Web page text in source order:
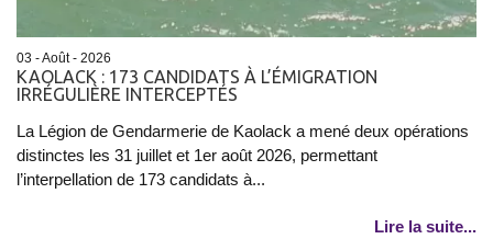
03 - Août - 2026
KAOLACK : 173 CANDIDATS À L’ÉMIGRATION
IRRÉGULIÈRE INTERCEPTÉS
La Légion de Gendarmerie de Kaolack a mené deux opérations
distinctes les 31 juillet et 1er août 2026, permettant
l’interpellation de 173 candidats à...
Lire la suite...